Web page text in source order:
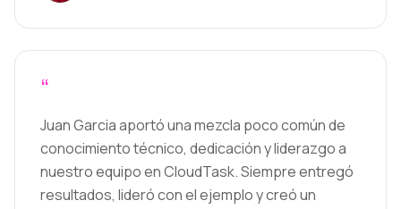
“
Juan Garcia aportó una mezcla poco común de
conocimiento técnico, dedicación y liderazgo a
nuestro equipo en CloudTask. Siempre entregó
resultados, lideró con el ejemplo y creó un